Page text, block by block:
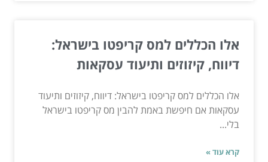
אלו הכללים למס קריפטו בישראל:
דיווח, קיזוזים ותיעוד עסקאות
אלו הכללים למס קריפטו בישראל: דיווח, קיזוזים ותיעוד
עסקאות אם חיפשת באמת להבין מס קריפטו בישראל
בלי...
קרא עוד »